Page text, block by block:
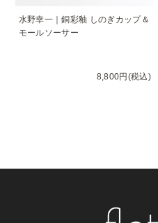
水野幸一｜銅彩釉 しのぎカップ＆
モールソーサー
8,800円(税込)